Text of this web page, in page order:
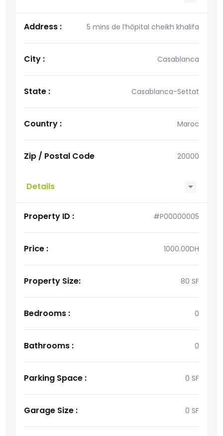
Address : 5 mins de l’hôpital cheikh khalifa
City : Casablanca
State : Casablanca-Settat
Country : Maroc
Zip / Postal Code 20000
Details
Property ID : #P00000005
Price : 1000.00DH
Property Size: 80 SF
Bedrooms : 0
Bathrooms : 0
Parking Space : 0 SF
Garage Size : 0 SF